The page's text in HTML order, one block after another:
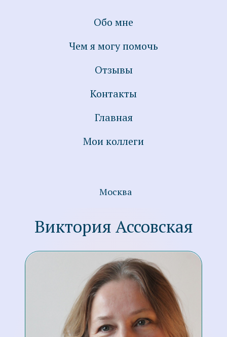
Обо мне
Чем я могу помочь
Отзывы
Контакты
Главная
Мои коллеги
Москва
Розен-практик